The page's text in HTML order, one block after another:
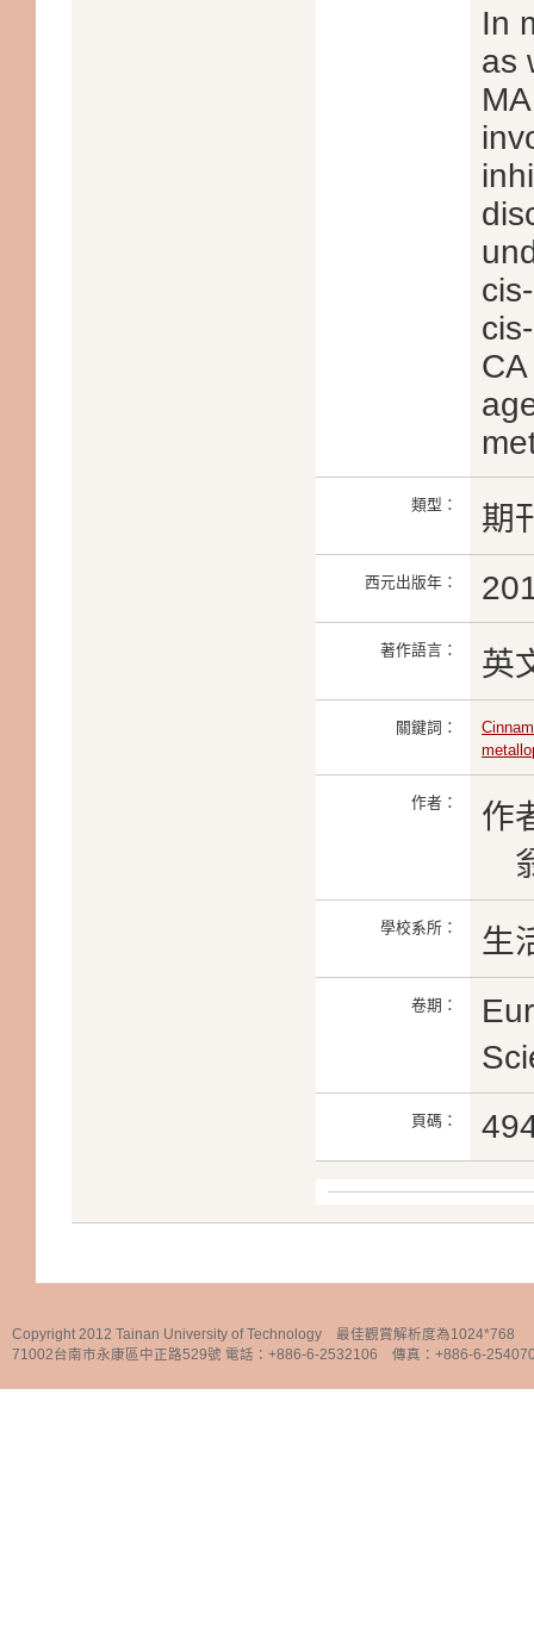
In
as
類型： 期
西元出版年：
著作語言： 英
關鍵詞：
作者：
作
學校系所： 生
卷期：
頁碼：
Copyright 2012 Tainan University of Technology 最佳觀賞解析度為1024*768
71002台南市永康區中正路529號 電話：+886-6-2532106 傳真：+886-6-